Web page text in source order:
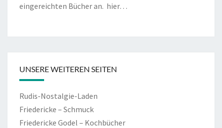
eingereichten Bücher an. hier…
UNSERE WEITEREN SEITEN
Rudis-Nostalgie-Laden
Friedericke – Schmuck
Friedericke Godel – Kochbücher